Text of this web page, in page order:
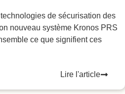
de sécurisation des
nouveau système Kronos PRS
ce que signifient ces
Lire l'article